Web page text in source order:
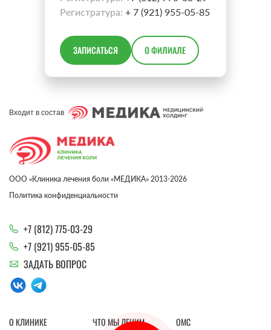
Регистратура: + 7 (921) 955-05-85
ЗАПИСАТЬСЯ О ФИЛИАЛЕ
Входит в состав
ООО «Клиника лечения боли «МЕДИКА» 2013-2026
Политика конфиденциальности
+7 (812) 775-03-29
+7 (921) 955-05-85
ЗАДАТЬ ВОПРОС
О КЛИНИКЕ ЧТО МЫ ЛЕЧИМ ОМС